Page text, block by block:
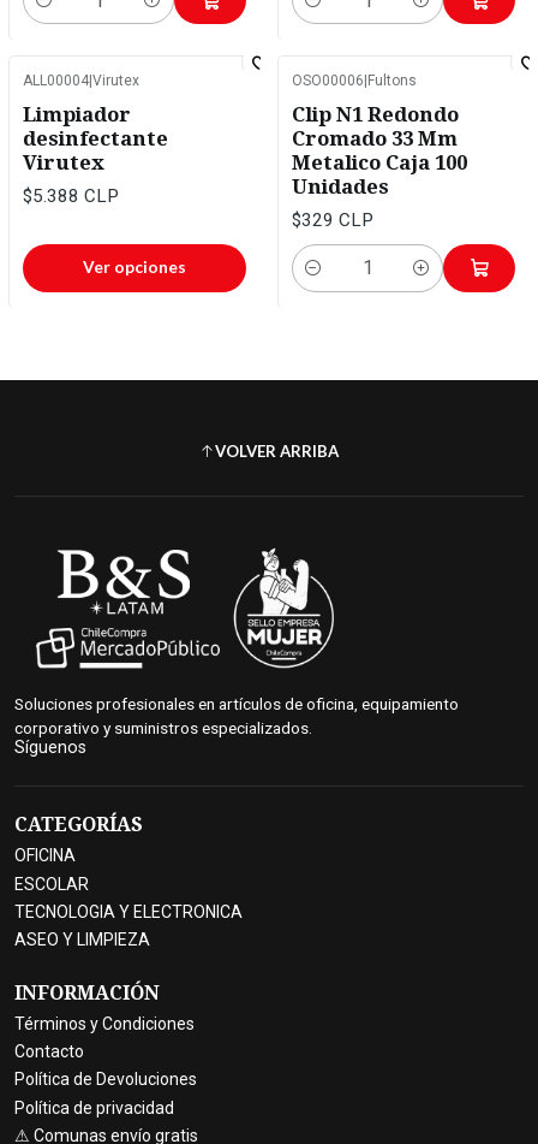
Cantidad Cantidad
ALL00004 Virutex
Limpiador
desinfectante
Virutex
$5.388 CLP
Ver opciones
OSO00006 Fultons
Clip N1 Redondo
Cromado 33 Mm
Metalico Caja 100
Unidades
$329 CLP
Cantidad
VOLVER ARRIBA
Soluciones profesionales en artículos de oficina, equipamiento
corporativo y suministros especializados.
Síguenos
CATEGORÍAS
OFICINA
ESCOLAR
TECNOLOGIA Y ELECTRONICA
ASEO Y LIMPIEZA
INFORMACIÓN
Términos y Condiciones
Contacto
Política de Devoluciones
Política de privacidad
⚠ Comunas envío gratis